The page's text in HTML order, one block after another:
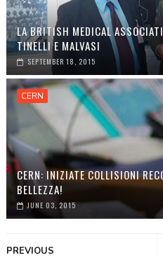
LA BRITISH MEDICAL
TINELLI E MALVASI
SEPTEMBER 18, 2015
CERN
CERN: INIZIATE COLLISIONI
BELLEZZA!
JUNE 03, 2015
PREVIOUS